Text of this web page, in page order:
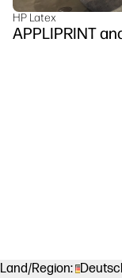
HP Latex
APPLIPRINT
Land/Region: